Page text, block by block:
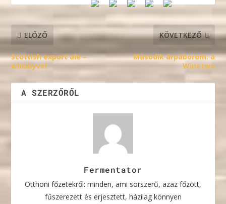
ELŐZŐ
Scottish export ale –
whiskyvel
KÖVETKEZŐ
Második árpaborom: a
Winetwo
A SZERZŐRŐL
Fermentator
Otthoni főzetekről: minden, ami sörszerű, azaz főzött,
fűszerezett és erjesztett, házilag könnyen